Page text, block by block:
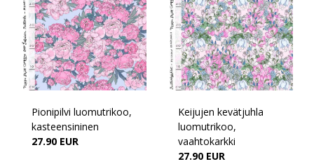
Pionipilvi luomutrikoo,
kasteensininen
27.90 EUR
Keijujen kevätjuhla
luomutrikoo,
vaahtokarkki
27.90 EUR